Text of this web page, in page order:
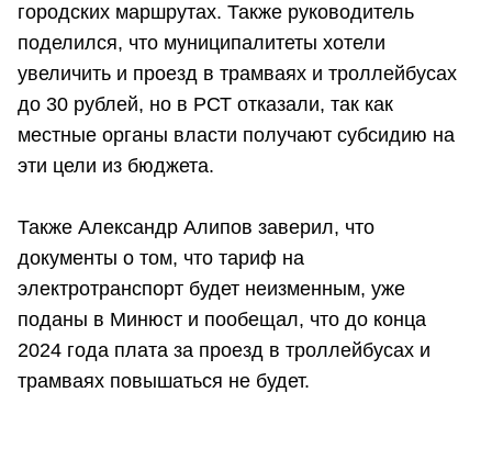
городских маршрутах. Также руководитель
поделился, что муниципалитеты хотели
увеличить и проезд в трамваях и троллейбусах
до 30 рублей, но в РСТ отказали, так как
местные органы власти получают субсидию на
эти цели из бюджета.
Также Александр Алипов заверил, что
документы о том, что тариф на
электротранспорт будет неизменным, уже
поданы в Минюст и пообещал, что до конца
2024 года плата за проезд в троллейбусах и
трамваях повышаться не будет.